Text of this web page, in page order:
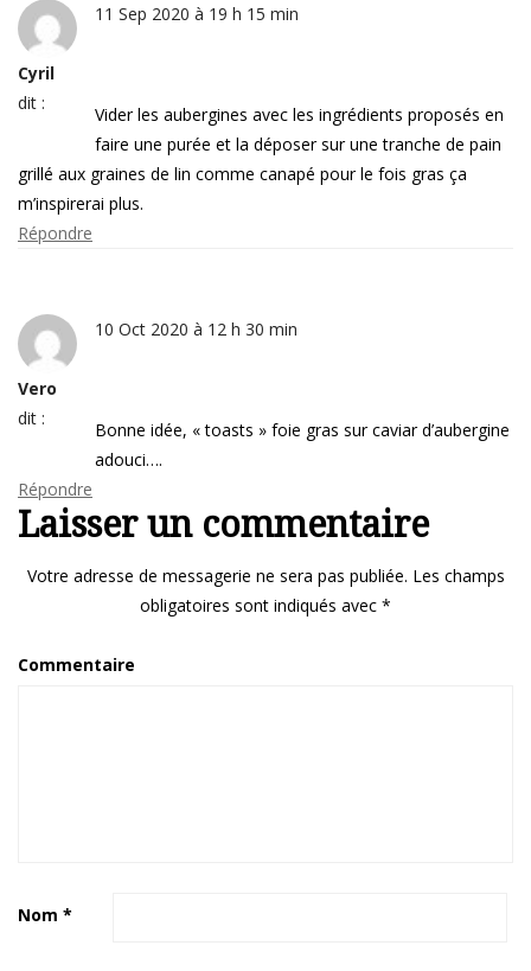
Cyril
dit :
11 Sep 2020 à 19 h 15 min
Vider les aubergines avec les ingrédients proposés en
faire une purée et la déposer sur une tranche de pain
grillé aux graines de lin comme canapé pour le fois gras ça
m’inspirerai plus.
Répondre
Vero
dit :
10 Oct 2020 à 12 h 30 min
Bonne idée, « toasts » foie gras sur caviar d’aubergine
adouci….
Répondre
Laisser un commentaire
Votre adresse de messagerie ne sera pas publiée. Les champs
obligatoires sont indiqués avec *
Commentaire
Nom *